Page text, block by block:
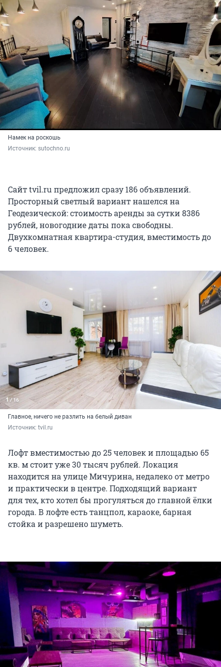
Намек на роскошь
Источник: sutochno.ru
Сайт tvil.ru предложил сразу 186 объявлений.
Просторный светлый вариант нашелся на
Геодезической: стоимость аренды за сутки 8386
рублей, новогодние даты пока свободны.
Двухкомнатная квартира-студия, вместимость до
6 человек.
Главное, ничего не разлить на белый диван
Источник: tvil.ru
Лофт вместимостью до 25 человек и площадью 65
кв. м стоит уже 30 тысяч рублей. Локация
находится на улице Мичурина, недалеко от метро
и практически в центре. Подходящий вариант
для тех, кто хотел бы прогуляться до главной ёлки
города. В лофте есть танцпол, караоке, барная
стойка и разрешено шуметь.